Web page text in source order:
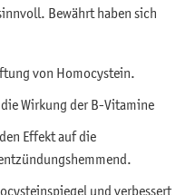
Bewährt haben sich
von Homocystein.
Wirkung der B-Vitamine
Effekt auf die
und verbessert